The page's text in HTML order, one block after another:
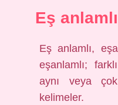
Eş
Eş anlamlı,
eşanlamlı;
aynı veya
kelimeler.